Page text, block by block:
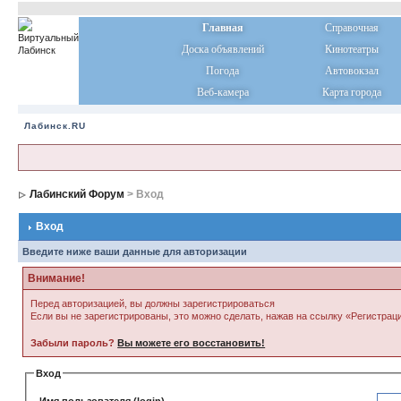
Главная Справочная
Доска объявлений
Кинотеатры
Погода
Автовокзал
Веб-камера
Карта города
Лабинск.RU
Лабинский Форум > Вход
Вход
Введите ниже ваши данные для авторизации
Внимание!
Перед авторизацией, вы должны зарегистрироваться
Если вы не зарегистрированы, это можно сделать, нажав на ссылку
Забыли пароль?Вы можете его восстановить!
Вход